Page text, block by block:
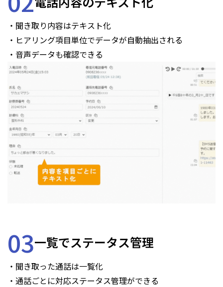
・聞き取り内容はテキスト化
・ヒアリング項目単位でデータが自動抽出される
・音声データも確認できる
03一覧でステータス管理
・聞き取った通話は一覧化
・通話ごとに対応ステータス管理ができる